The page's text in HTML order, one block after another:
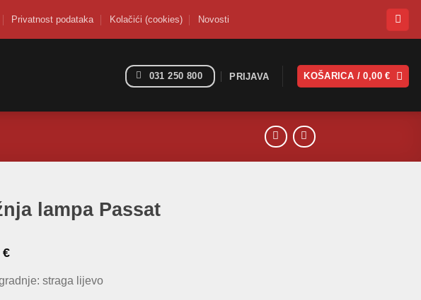
Privatnost podataka Kolačići (cookies) Novosti
031 250 800 PRIJAVA KOŠARICA /0,00€
lampa Passat
€
straga lijevo